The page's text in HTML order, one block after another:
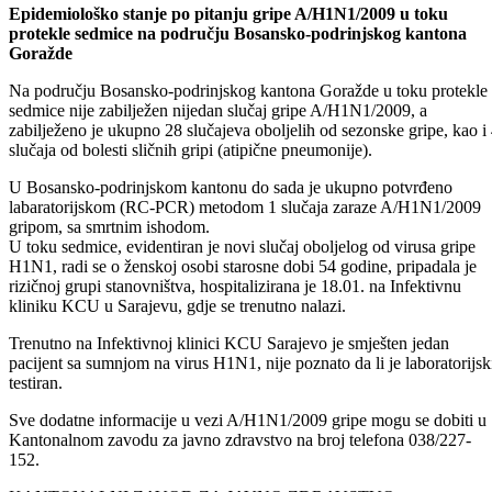
JU ZAVOD ZA JAVNO ZDRAVSTVO
G O R A Ž D E
protekle sedmice na području Bosansko-podrinjskog kantona
Goražde
Na području Bosansko-podrinjskog kantona Goražde u toku protekle
zabilježeno je ukupno 28 slučajeva oboljelih od sezonske gripe, kao i
slučaja od bolesti sličnih gripi (atipične pneumonije).
U Bosansko-podrinjskom kantonu do sada je ukupno potvrđeno
labaratorijskom (RC-PCR) metodom 1 slučaja zaraze A/H1N1/2009
gripom, sa smrtnim ishodom.
U toku sedmice, evidentiran je novi slučaj oboljelog od virusa gripe
rizičnoj grupi stanovništva, hospitalizirana je 18.01. na Infektivnu
kliniku KCU u Sarajevu, gdje se trenutno nalazi.
pacijent sa sumnjom na virus H1N1, nije poznato da li je
testiran.